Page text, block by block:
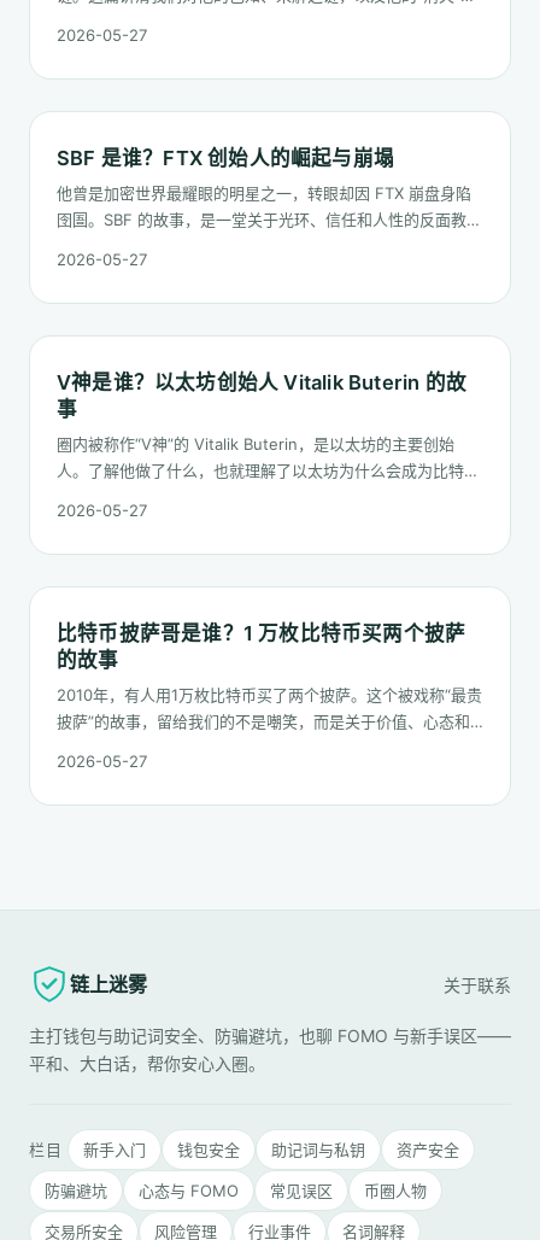
2026-05-27
SBF 是谁？FTX 创始人的崛起与崩塌
他曾是加密世界最耀眼的明星之一，转眼却因 FTX 崩盘身陷
囹圄。SBF 的故事，是一堂关于光环、信任和人性的反面教
2026-05-27
V神是谁？以太坊创始人 Vitalik Buterin 的故
事
圈内被称作“V神”的 Vitalik Buterin，是以太坊的主要创始
人。了解他做了什么，也就理解了以太坊为什么会成为比特币
2026-05-27
比特币披萨哥是谁？1 万枚比特币买两个披萨
的故事
2010年，有人用1万枚比特币买了两个披萨。这个被戏称“最贵
披萨”的故事，留给我们的不是嘲笑，而是关于价值、心态和
2026-05-27
链上迷雾 关于联系
主打钱包与助记词安全、防骗避坑，也聊 FOMO 与新手误区——
平和、大白话，帮你安心入圈。
栏目 新手入门 钱包安全 助记词与私钥 资产安全
防骗避坑 心态与 FOMO 常见误区 币圈人物
交易所安全 风险管理 行业事件 名词解释